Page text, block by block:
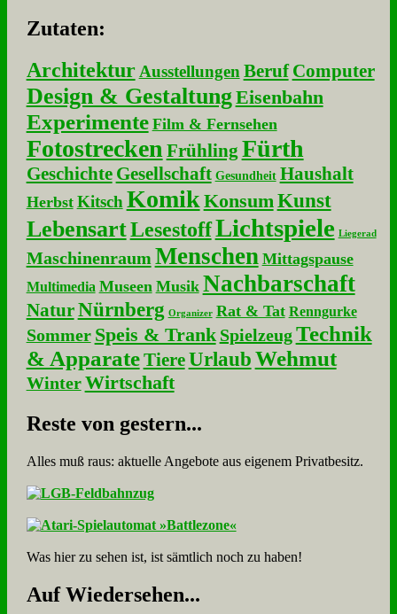
Zu­ta­ten:
Architektur Ausstellungen Beruf Computer
Design & GestaltungEisenbahn
Experimente Film & Fernsehen
Fotostrecken Frühling Fürth
Geschichte Gesellschaft Gesundheit Haushalt
Herbst Kitsch Komik KonsumKunst
LebensartLesestoffLichtspiele Liegerad
Maschinenraum Menschen Mittagspause
Multimedia Museen Musik Nachbarschaft
NaturNürnberg Organizer Rat & Tat Renngurke
Sommer Speis & Trank Spielzeug Technik
& Apparate Tiere UrlaubWehmut
Winter Wirtschaft
Re­ste von ge­stern...
Alles muß raus: aktuelle An­ge­bo­te aus eigenem Privatbesitz.
Was hier zu sehen ist, ist sämt­lich noch zu haben!
Auf Wie­der­se­hen...